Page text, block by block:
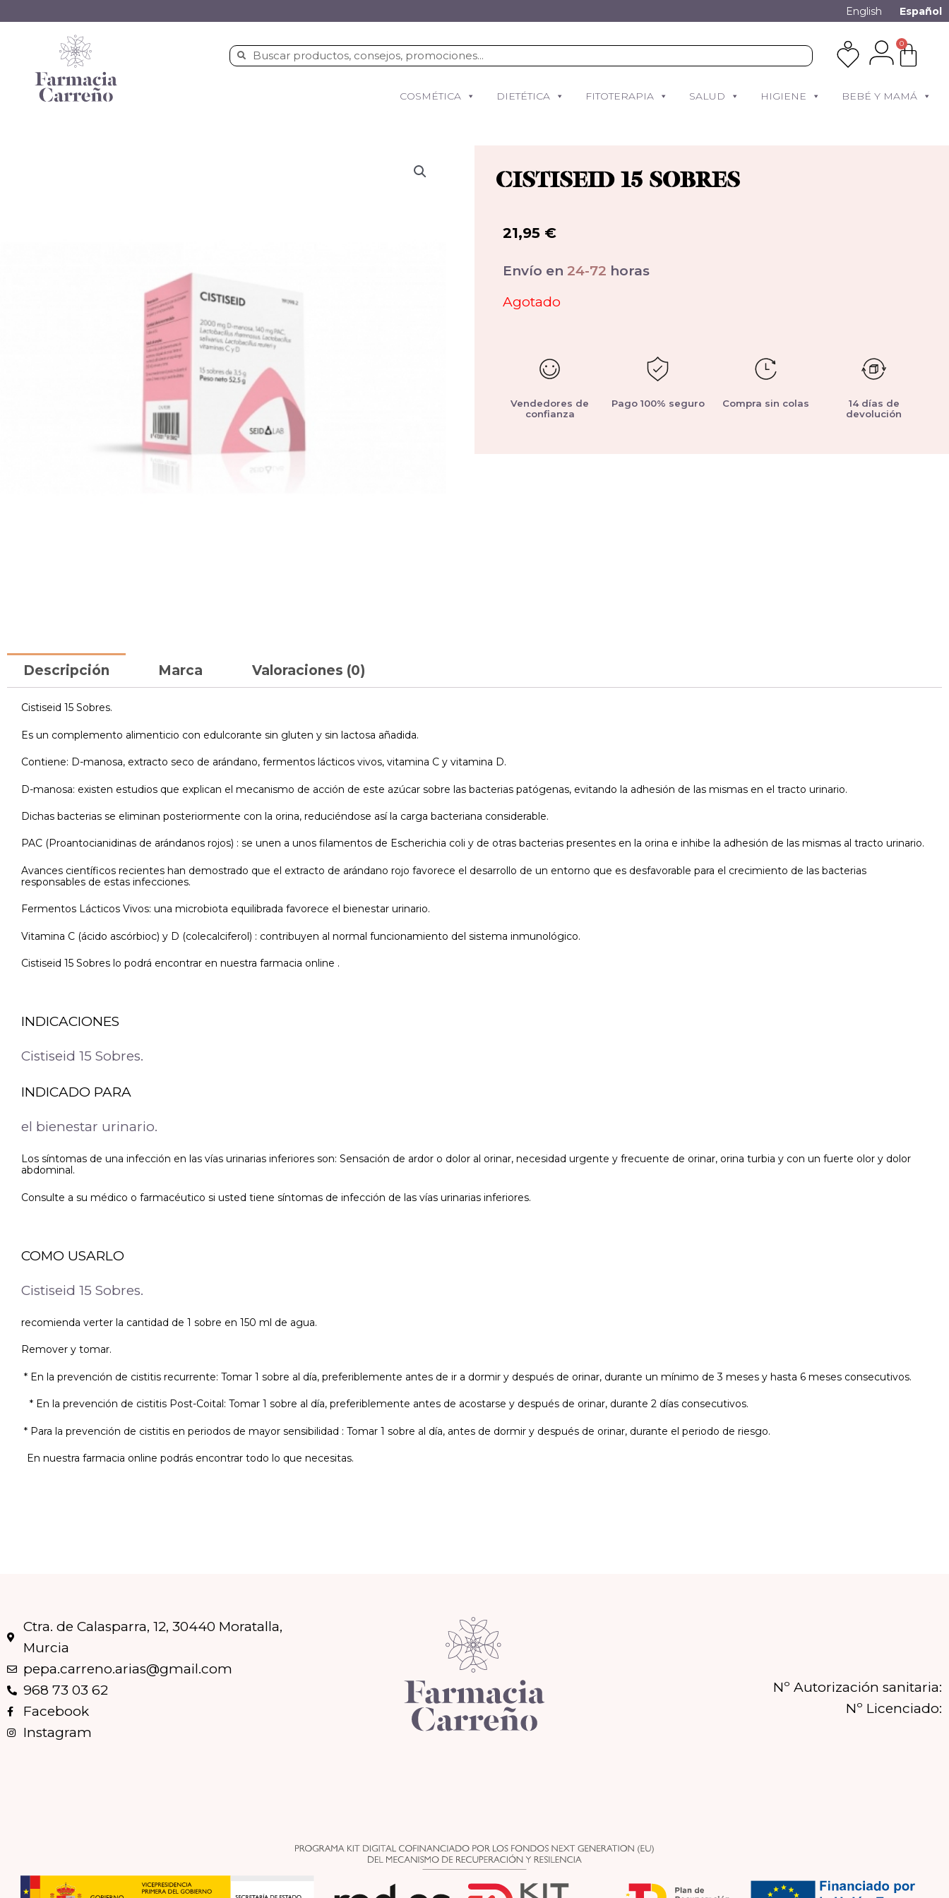
English Español
0
COSMÉTICA DIETÉTICA FITOTERAPIA SALUD HIGIENE BEBÉ Y MAMÁ
CISTISEID 15 SOBRES
21,95 €
Envío en 24-72 horas
Agotado
Vendedores de
confianza
Pago 100% seguro Compra sin colas
14 días de
devolución
Descripción Marca Valoraciones (0)
Cistiseid 15 Sobres.
Es un complemento alimenticio con edulcorante sin gluten y sin lactosa añadida.
Contiene: D-manosa, extracto seco de arándano, fermentos lácticos vivos, vitamina C y vitamina D.
D-manosa: existen estudios que explican el mecanismo de acción de este azúcar sobre las bacterias patógenas, evitando la adhesión de las mismas en el tracto urinario.
Dichas bacterias se eliminan posteriormente con la orina, reduciéndose así la carga bacteriana considerable.
PAC (Proantocianidinas de arándanos rojos) : se unen a unos filamentos de Escherichia coli y de otras bacterias presentes en la orina e inhibe la adhesión de las mismas al tracto urinario.
Avances científicos recientes han demostrado que el extracto de arándano rojo favorece el desarrollo de un entorno que es desfavorable para el crecimiento de las bacterias
responsables de estas infecciones.
Fermentos Lácticos Vivos: una microbiota equilibrada favorece el bienestar urinario.
Vitamina C (ácido ascórbioc) y D (colecalciferol) : contribuyen al normal funcionamiento del sistema inmunológico.
Cistiseid 15 Sobres lo podrá encontrar en nuestra farmacia online .
INDICACIONES
Cistiseid 15 Sobres.
INDICADO PARA
el bienestar urinario.
Los síntomas de una infección en las vías urinarias inferiores son: Sensación de ardor o dolor al orinar, necesidad urgente y frecuente de orinar, orina turbia y con un fuerte olor y dolor
abdominal.
Consulte a su médico o farmacéutico si usted tiene síntomas de infección de las vías urinarias inferiores.
COMO USARLO
Cistiseid 15 Sobres.
recomienda verter la cantidad de 1 sobre en 150 ml de agua.
Remover y tomar.
* En la prevención de cistitis recurrente: Tomar 1 sobre al día, preferiblemente antes de ir a dormir y después de orinar, durante un mínimo de 3 meses y hasta 6 meses consecutivos.
* En la prevención de cistitis Post-Coital: Tomar 1 sobre al día, preferiblemente antes de acostarse y después de orinar, durante 2 días consecutivos.
* Para la prevención de cistitis en periodos de mayor sensibilidad : Tomar 1 sobre al día, antes de dormir y después de orinar, durante el periodo de riesgo.
En nuestra farmacia online podrás encontrar todo lo que necesitas.
Ctra. de Calasparra, 12, 30440 Moratalla,
Murcia
pepa.carreno.arias@gmail.com
968 73 03 62
Facebook
Instagram
Nº Autorización sanitaria:
Nº Licenciado: